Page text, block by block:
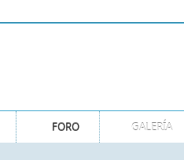
FORO GALERÍA